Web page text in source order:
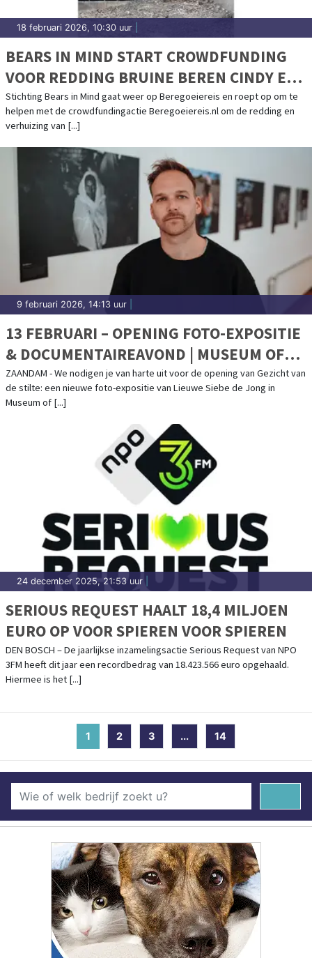
18 februari 2026, 10:30 uur
BEARS IN MIND START CROWDFUNDING
VOOR REDDING BRUINE BEREN CINDY EN
FELIPE UIT AZERBEIDZJAN
Stichting Bears in Mind gaat weer op Beregoeiereis en roept op om te
helpen met de crowdfundingactie Beregoeiereis.nl om de redding en
verhuizing van [...]
9 februari 2026, 14:13 uur
13 FEBRUARI – OPENING FOTO-EXPOSITIE
& DOCUMENTAIREAVOND | MUSEUM OF
HUMANITY
ZAANDAM - We nodigen je van harte uit voor de opening van Gezicht van
de stilte: een nieuwe foto-expositie van Lieuwe Siebe de Jong in
Museum of [...]
24 december 2025, 21:53 uur
SERIOUS REQUEST HAALT 18,4 MILJOEN
EURO OP VOOR SPIEREN VOOR SPIEREN
DEN BOSCH – De jaarlijkse inzamelingsactie Serious Request van NPO
3FM heeft dit jaar een recordbedrag van 18.423.566 euro opgehaald.
Hiermee is het [...]
1 (current)
2 3 ... 14